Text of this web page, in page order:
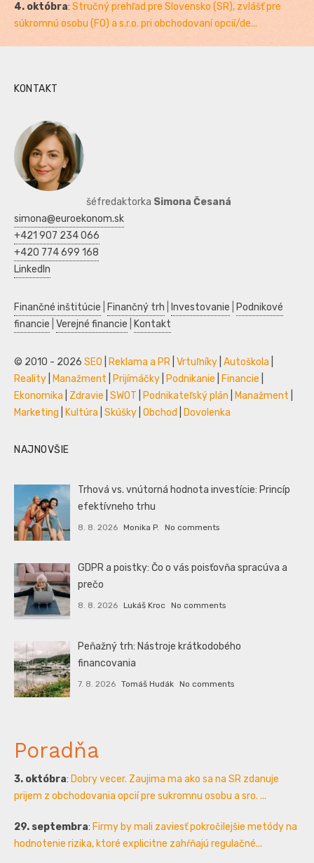
4. októbra: Stručný prehľad pre Slovensko (SR), zvlášť pre
súkromnú osobu (FO) a s.r.o. pri obchodovaní opcií/de...
KONTAKT
šéfredaktorka Simona Česaná
simona@euroekonom.sk
+421 907 234 066
+420 774 699 168
LinkedIn
Finančné inštitúcie Finančný trh Investovanie
Podnikové
financie Verejné financie Kontakt
© 2010 - 2026 SEO Reklama a PR Vrtuľníky Autoškola
Reality
Manažment Prijímáčky Podnikanie Financie
Ekonomika
Zdravie SWOT Podnikateľský plán Manažment
Marketing
Kultúra Skúšky Obchod Dovolenka
NAJNOVŠIE
Trhová vs. vnútorná hodnota investície: Princíp
efektívneho trhu
8. 8. 2026 Monika P. No comments
GDPR a poistky: Čo o vás poisťovňa spracúva a
prečo
8. 8. 2026 Lukáš Kroc No comments
Peňažný trh: Nástroje krátkodobého
financovania
7. 8. 2026 Tomáš Hudák No comments
Poradňa
3. októbra: Dobry vecer. Zaujima ma ako sa na SR zdanuje
prijem z obchodovania opcií pre sukromnu osobu a sro. ...
29. septembra: Firmy by mali zaviesť pokročilejšie metódy na
hodnotenie rizika, ktoré explicitne zahŕňajú regulačné...